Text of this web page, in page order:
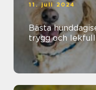
11. juli 2024
Bästa
trygg och lekfull